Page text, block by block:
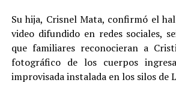
Su hija, Crisnel Mata, confirmó el
video difundido en redes sociales,
que familiares reconocieran a
fotográfico de los cuerpos
improvisada instalada en los silos de